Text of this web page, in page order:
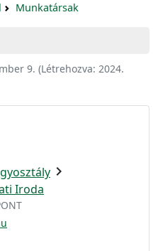
Munkatársak
9. (Létrehozva: 2024.
chevron_right
Iroda